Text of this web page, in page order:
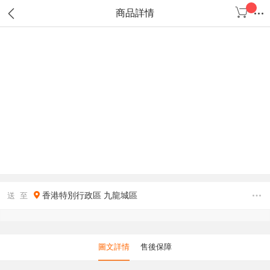
商品詳情
送 至 香港特別行政區 九龍城區
圖文詳情 售後保障